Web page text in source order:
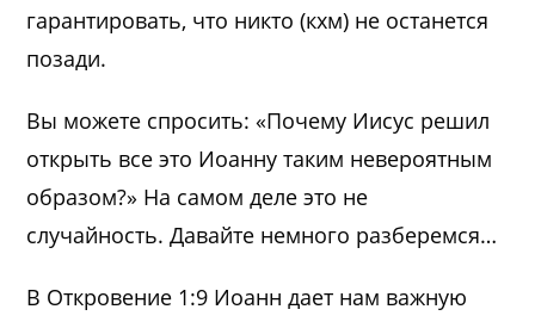
гарантировать, что никто (кхм) не останется
позади.
Вы можете спросить: «Почему Иисус решил
открыть все это Иоанну таким невероятным
образом?» На самом деле это не
случайность. Давайте немного разберемся…
В Откровение 1:9 Иоанн дает нам важную